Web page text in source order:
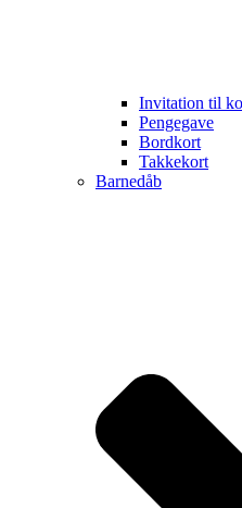
Invitation til
Pengegave
Bordkort
Takkekort
Barnedåb